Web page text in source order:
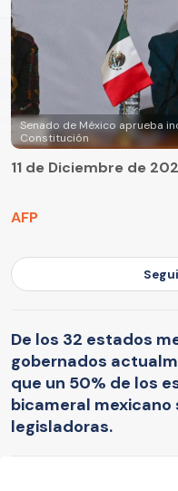
Senado de México aprueba
Constitución
AFP
11 de Diciembre de
De los 32 estados
gobernados
que un 50% de los
bicameral mexicano
legisladoras.